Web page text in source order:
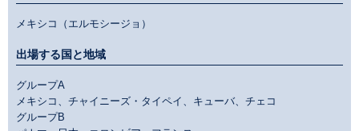
メキシコ（エルモシージョ）
出場する国と地域
グループA
メキシコ、チャイニーズ・タイペイ、キューバ、チェコ
グループB